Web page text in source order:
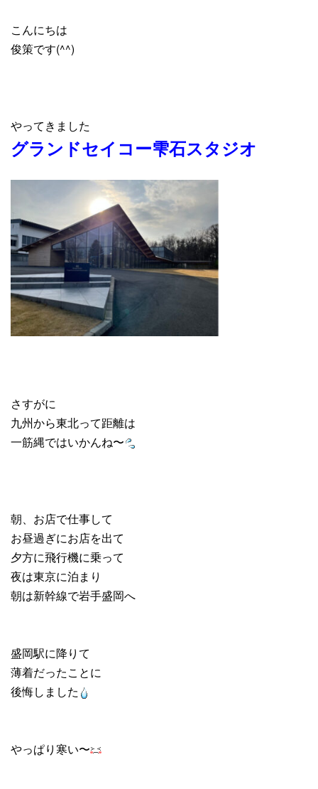
こんにちは
俊策です(^^)
やってきました
グランドセイコー雫石スタジオ
さすがに
九州から東北って距離は
一筋縄ではいかんね〜
朝、お店で仕事して
お昼過ぎにお店を出て
夕方に飛行機に乗って
夜は東京に泊まり
朝は新幹線で岩手盛岡へ
盛岡駅に降りて
薄着だったことに
後悔しました
やっぱり寒い〜